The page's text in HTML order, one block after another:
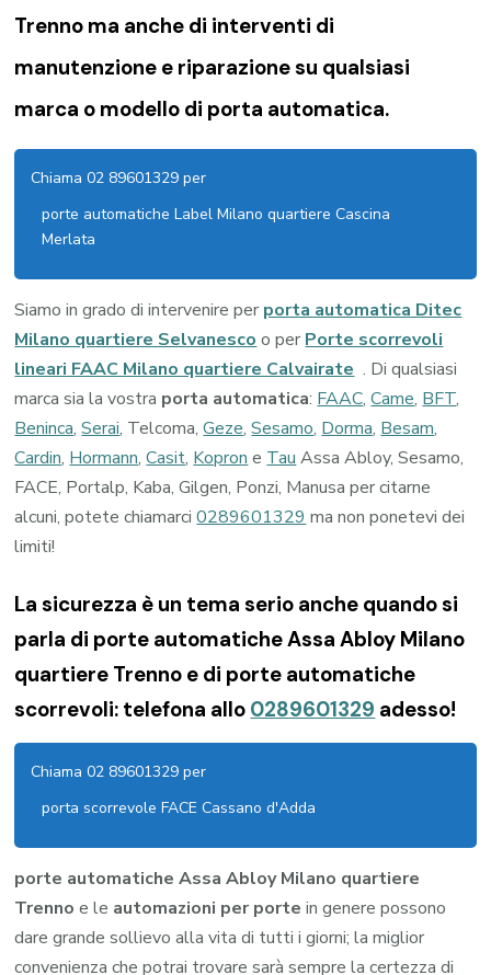
Trenno ma anche di interventi di
manutenzione e riparazione su qualsiasi
marca o modello di porta automatica.
Chiama 02 89601329 per
porte automatiche Label Milano quartiere Cascina
Merlata
Siamo in grado di intervenire per porta automatica Ditec
Milano quartiere Selvanesco o per Porte scorrevoli
lineari FAAC Milano quartiere Calvairate . Di qualsiasi
marca sia la vostra porta automatica: FAAC,Came, BFT,
Beninca,Serai, Telcoma,Geze,Sesamo, Dorma, Besam,
Cardin, Hormann,Casit, Kopron e Tau Assa Abloy, Sesamo,
FACE, Portalp, Kaba, Gilgen, Ponzi, Manusa per citarne
alcuni, potete chiamarci0289601329 ma non ponetevi dei
limiti!
La sicurezza è un tema serio anche quando si
parla di porte automatiche Assa Abloy Milano
quartiere Trenno e di porte automatiche
scorrevoli: telefona allo 0289601329 adesso!
Chiama 02 89601329 per
porta scorrevole FACE Cassano d'Adda
porte automatiche Assa Abloy Milano quartiere
Trennoe le automazioni per portein genere possono
dare grande sollievo alla vita di tutti i giorni; la miglior
convenienza che potrai trovare sarà sempre la certezza di